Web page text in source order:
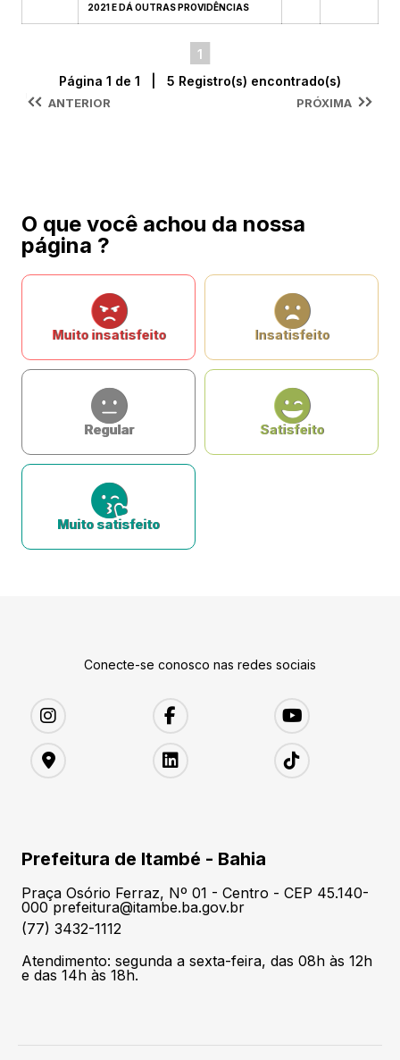
2021 E DÁ OUTRAS PROVIDÊNCIAS
1
ANTERIOR
Página 1 de 1 | 5 Registro(s) encontrado(s)
PRÓXIMA
O que você achou da nossa
página ?
Muito insatisfeito Insatisfeito
Regular Satisfeito
Muito satisfeito
Conecte-se conosco nas redes sociais
Prefeitura de Itambé - Bahia
Praça Osório Ferraz, Nº 01 - Centro - CEP 45.140-
000 prefeitura@itambe.ba.gov.br
(77) 3432-1112
Atendimento: segunda a sexta-feira, das 08h às 12h
e das 14h às 18h.